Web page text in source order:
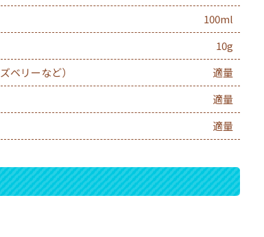
100ml
10g
ベリーなど）
適量
適量
適量